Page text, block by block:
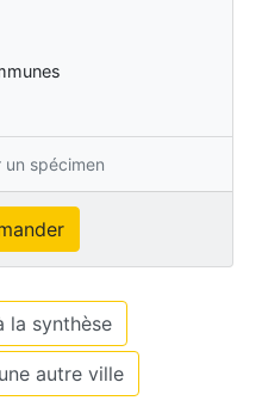
un spécimen
la synthèse
autre ville